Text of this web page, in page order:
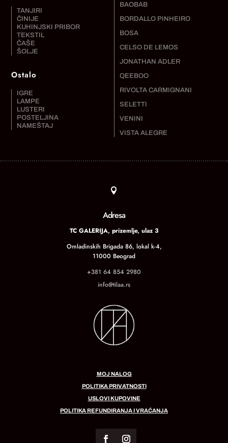
TANJIRI
ČINIJE
KUHINJSKI PRIBOR
TEKSTIL
ČAŠE
ŠOLJE
Ostalo
IGRE
LAMPE
LUSTERI
POSTELJINA
NAMEŠTAJ
BAOBAB
BORDALLO PINHEIRO
BOSA
CELSO DE LEMOS
JONATHAN ADLER
QEEBOO
RIVOLTA CARMIGNANI
SELETTI
VENINI
VISTA ALEGRE

Adresa
TC GALERIJA, prizemlje, ulaz 3
Omladinskih Brigada 86, lokal k-4,
11000 Beograd
+381 64 854 2980
info@tilaa.rs
MOJ NALOG
POLITIKA PRIVATNOSTI
USLOVI KUPOVINE
POLITIKA REFUNDIRANJA I VRAĆANJA